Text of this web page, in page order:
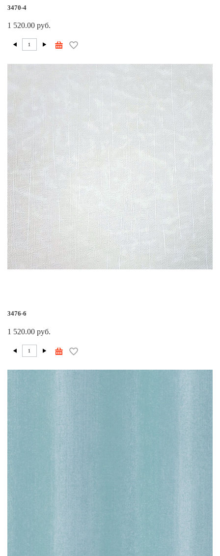
3470-4
1 520.00 руб.
3476-6
1 520.00 руб.